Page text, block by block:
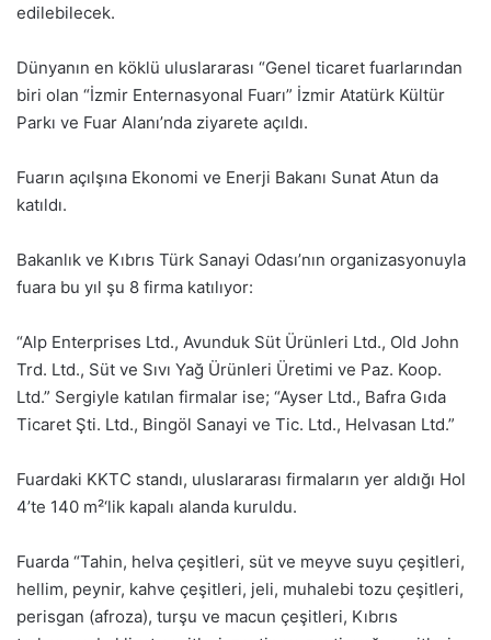
edilebilecek.
Dünyanın en köklü uluslararası “Genel ticaret fuarlarından
biri olan “İzmir Enternasyonal Fuarı” İzmir Atatürk Kültür
Parkı ve Fuar Alanı’nda ziyarete açıldı.
Fuarın açılşına Ekonomi ve Enerji Bakanı Sunat Atun da
katıldı.
Bakanlık ve Kıbrıs Türk Sanayi Odası’nın organizasyonuyla
fuara bu yıl şu 8 firma katılıyor:
“Alp Enterprises Ltd., Avunduk Süt Ürünleri Ltd., Old John
Trd. Ltd., Süt ve Sıvı Yağ Ürünleri Üretimi ve Paz. Koop.
Ltd.” Sergiyle katılan firmalar ise; “Ayser Ltd., Bafra Gıda
Ticaret Şti. Ltd., Bingöl Sanayi ve Tic. Ltd., Helvasan Ltd.”
Fuardaki KKTC standı, uluslararası firmaların yer aldığı Hol
4’te 140 m²‘lik kapalı alanda kuruldu.
Fuarda “Tahin, helva çeşitleri, süt ve meyve suyu çeşitleri,
hellim, peynir, kahve çeşitleri, jeli, muhalebi tozu çeşitleri,
perisgan (afroza), turşu ve macun çeşitleri, Kıbrıs